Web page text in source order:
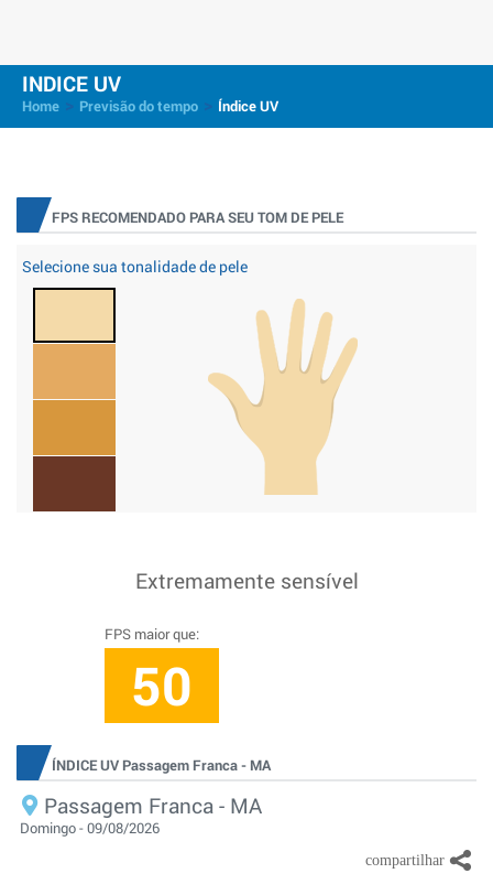
INDICE UV
Home Previsão do tempo Índice UV
FPS RECOMENDADO PARA SEU TOM DE PELE
Selecione sua tonalidade de pele
Extremamente sensível
FPS maior que:
50
ÍNDICE UV Passagem Franca - MA
Passagem Franca - MA
Domingo - 09/08/2026